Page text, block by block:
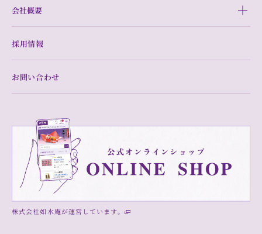
会社概要
採用情報
お問い合わせ
株式会社如水庵が運営しています。